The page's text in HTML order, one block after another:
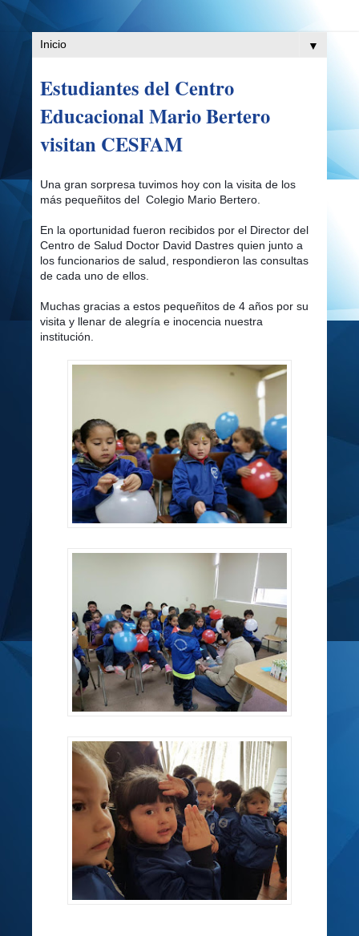
▼
Estudiantes del Centro
Educacional Mario Bertero
visitan CESFAM
Una gran sorpresa tuvimos hoy con la visita de los
más pequeñitos del Colegio Mario Bertero.
En la oportunidad fueron recibidos por el Director del
Centro de Salud Doctor David Dastres quien junto a
los funcionarios de salud, respondieron las consultas
de cada uno de ellos.
Muchas gracias a estos pequeñitos de 4 años por su
visita y llenar de alegría e inocencia nuestra
institución.